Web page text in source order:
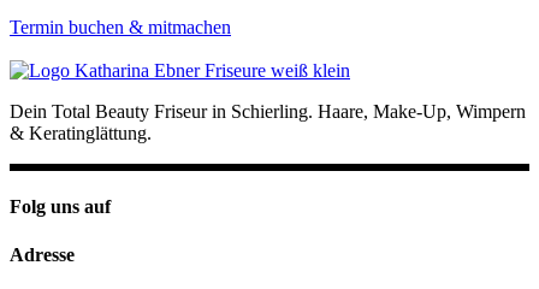
Termin buchen & mitmachen
Dein Total Beauty Friseur in Schierling. Haare, Make-Up, Wimpern
& Keratinglättung.
Folg uns auf
Adresse